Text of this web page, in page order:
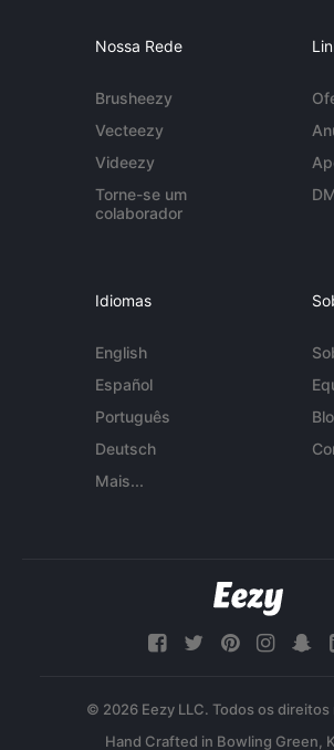
Nossa Rede
Brusheezy
Vecteezy
Videezy
Torne-se um
colaborador
Idiomas
English
Español
Português
Deutsch
Mais...
© 2026 Eezy LLC. Todos os direitos